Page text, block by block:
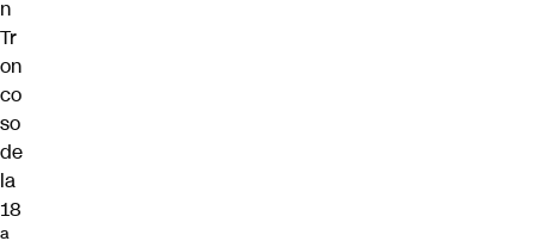
n
Tr
on
co
so
de
la
18